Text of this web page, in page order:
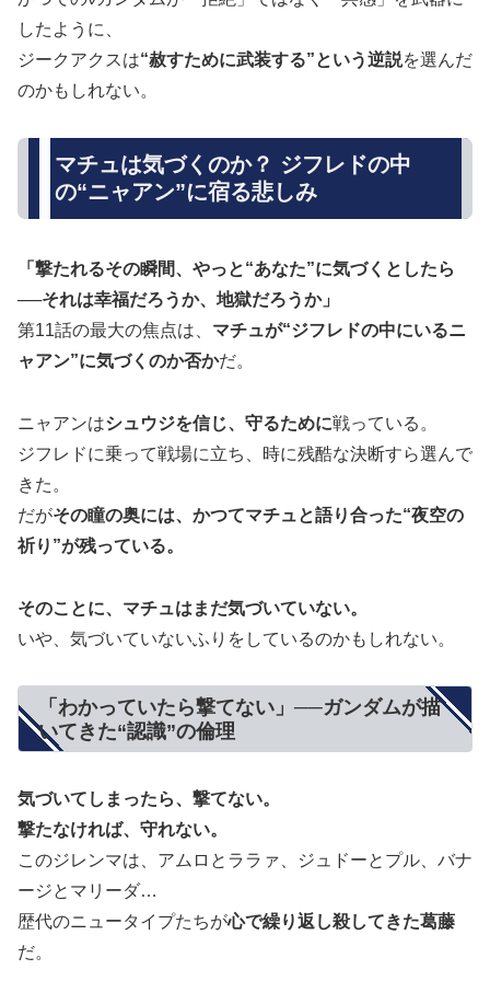
したように、
ジークアクスは“赦すために武装する”という逆説を選んだ
のかもしれない。
マチュは気づくのか？ ジフレドの中
の“ニャアン”に宿る悲しみ
「撃たれるその瞬間、やっと“あなた”に気づくとしたら
──それは幸福だろうか、地獄だろうか」
第11話の最大の焦点は、 マチュが“ジフレドの中にいるニ
ャアン”に気づくのか否かだ。
ニャアンはシュウジを信じ、守るために戦っている。
ジフレドに乗って戦場に立ち、時に残酷な決断すら選んで
きた。
だがその瞳の奥には、かつてマチュと語り合った“夜空の
祈り”が残っている。
そのことに、マチュはまだ気づいていない。
いや、気づいていないふりをしているのかもしれない。
「わかっていたら撃てない」──ガンダムが描
いてきた“認識”の倫理
気づいてしまったら、撃てない。
撃たなければ、守れない。
このジレンマは、アムロとララァ、ジュドーとプル、バナ
ージとマリーダ…
歴代のニュータイプたちが心で繰り返し殺してきた葛藤
だ。